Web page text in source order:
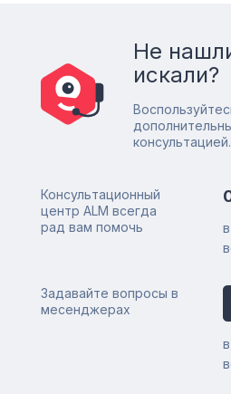
Не
искали?
консультацией.
Консультационный
центр ALM всегда
рад вам помочь
Задавайте вопросы в
месенджерах